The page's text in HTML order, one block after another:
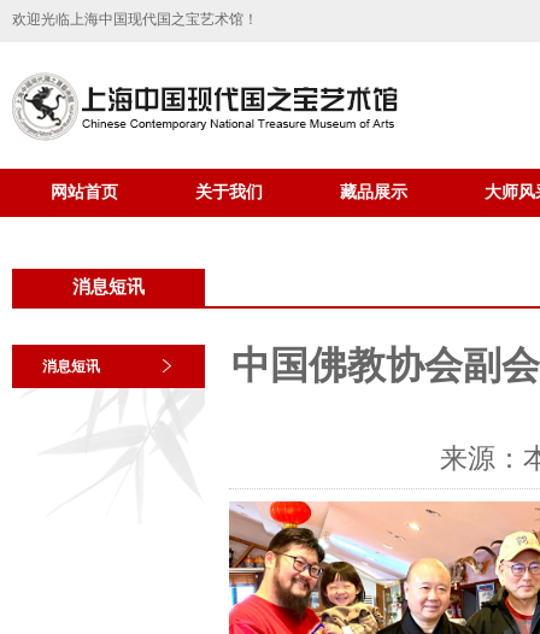
欢迎光临上海中国现代国之宝艺术馆！
网站首页 关于我们 藏品展示 大师风
消息短讯
消息短讯 中国佛教协会副
来源：